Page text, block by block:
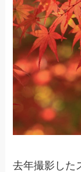
去年撮影した